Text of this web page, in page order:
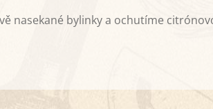
nasekané bylinky a ochutíme